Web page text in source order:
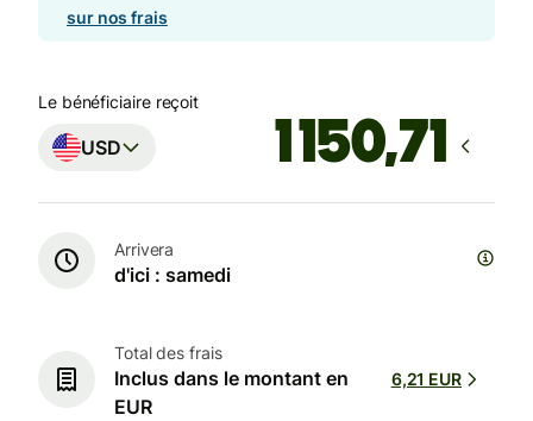
sur nos frais
Le bénéficiaire reçoit
USD
Arrivera
d'ici : samedi
Total des frais
Inclus dans le montant en
EUR
6,21 EUR